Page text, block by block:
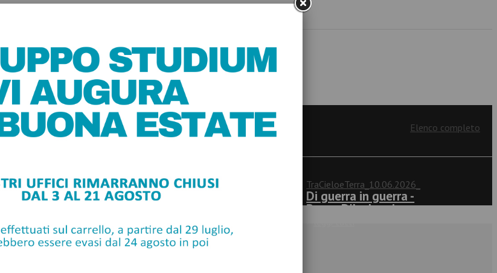
Elenco completo
Ilmessaggero.it_222.07.2026_
L'età dell'incertezza
TraCieloeTerra_10.06.2026_
Di guerra in guerra -
Rocco D'Ambrosio